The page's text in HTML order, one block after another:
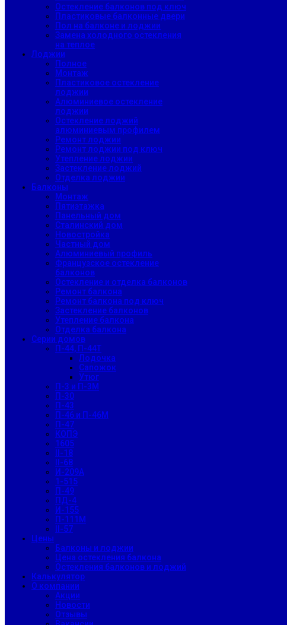
Остекление балконов под ключ
Пластиковые балконные двери
Пол на балконе и лоджии
Замена холодного остекления
на теплое
Лоджии
Полное
Монтаж
Пластиковое остекление
лоджии
Алюминиевое остекление
лоджии
Остекление лоджий
алюминиевым профилем
Ремонт лоджии
Ремонт лоджии под ключ
Утепление лоджии
Застекление лоджий
Отделка лоджии
Балконы
Монтаж
Пятиэтажка
Панельный дом
Сталинский дом
Новостройка
Частный дом
Алюминиевый профиль
Французское остекление
балконов
Остекление и отделка балконов
Ремонт балкона
Ремонт балкона под ключ
Застекление балконов
Утепление балкона
Отделка балкона
Серии домов
П-44, П-44Т
Лодочка
Сапожок
Утюг
П-3 и П-3М
П-30
П-43
П-46 и П-46М
П-47
КОПЭ
1605
II-18
II-68
И-209А
1-515
П-49
ПД-4
И-155
П-111М
II-57
Цены
Балконы и лоджии
Цена остекления балкона
Остекления балконов и лоджий
Калькулятор
О компании
Акции
Новости
Отзывы